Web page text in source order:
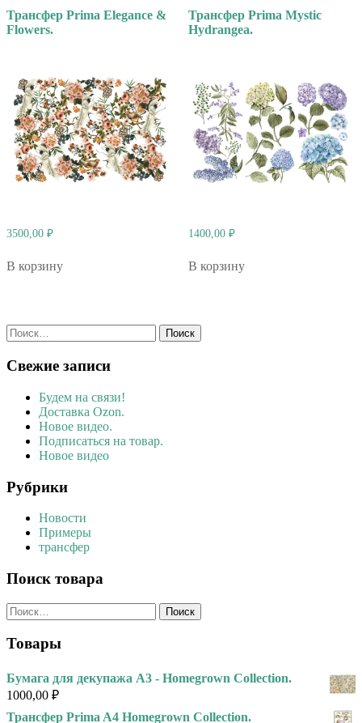
Трансфер Prima Elegance &
Flowers.
3500,00 ₽
В корзину
Трансфер Prima Mystic
Hydrangea.
1400,00 ₽
В корзину
Найти:
Свежие записи
Будем на связи!
Доставка Ozon.
Новое видео.
Подписаться на товар.
Новое видео
Рубрики
Новости
Примеры
трансфер
Поиск товара
Найти:
Товары
Бумага для декупажа А3 - Homegrown Collection.
1000,00 ₽
Трансфер Prima A4 Homegrown Collection.